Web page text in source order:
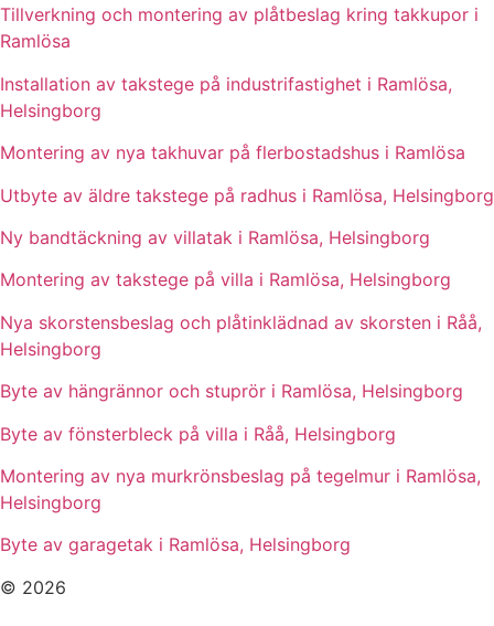
Tillverkning och montering av plåtbeslag kring takkupor i
Ramlösa
Installation av takstege på industrifastighet i Ramlösa,
Helsingborg
Montering av nya takhuvar på flerbostadshus i Ramlösa
Utbyte av äldre takstege på radhus i Ramlösa, Helsingborg
Ny bandtäckning av villatak i Ramlösa, Helsingborg
Montering av takstege på villa i Ramlösa, Helsingborg
Nya skorstensbeslag och plåtinklädnad av skorsten i Råå,
Helsingborg
Byte av hängrännor och stuprör i Ramlösa, Helsingborg
Byte av fönsterbleck på villa i Råå, Helsingborg
Montering av nya murkrönsbeslag på tegelmur i Ramlösa,
Helsingborg
Byte av garagetak i Ramlösa, Helsingborg
© 2026